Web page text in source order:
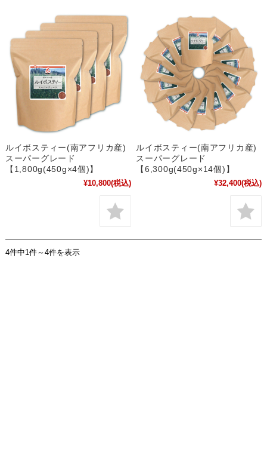
ルイボスティー(南アフリカ産)
スーパーグレード
【1,800g(450g×4個)】
¥10,800(税込)
ルイボスティー(南アフリカ産)
スーパーグレード
【6,300g(450g×14個)】
¥32,400(税込)
4件中1件～4件を表示